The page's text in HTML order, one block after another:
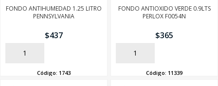
FONDO ANTIHUMEDAD 1.25 LITRO
PENNSYLVANIA
$437
AÑADIR
Código: 1743
FONDO ANTIOXIDO VERDE 0.9LTS
PERLOX F0054N
$365
AÑADIR
Código: 11339